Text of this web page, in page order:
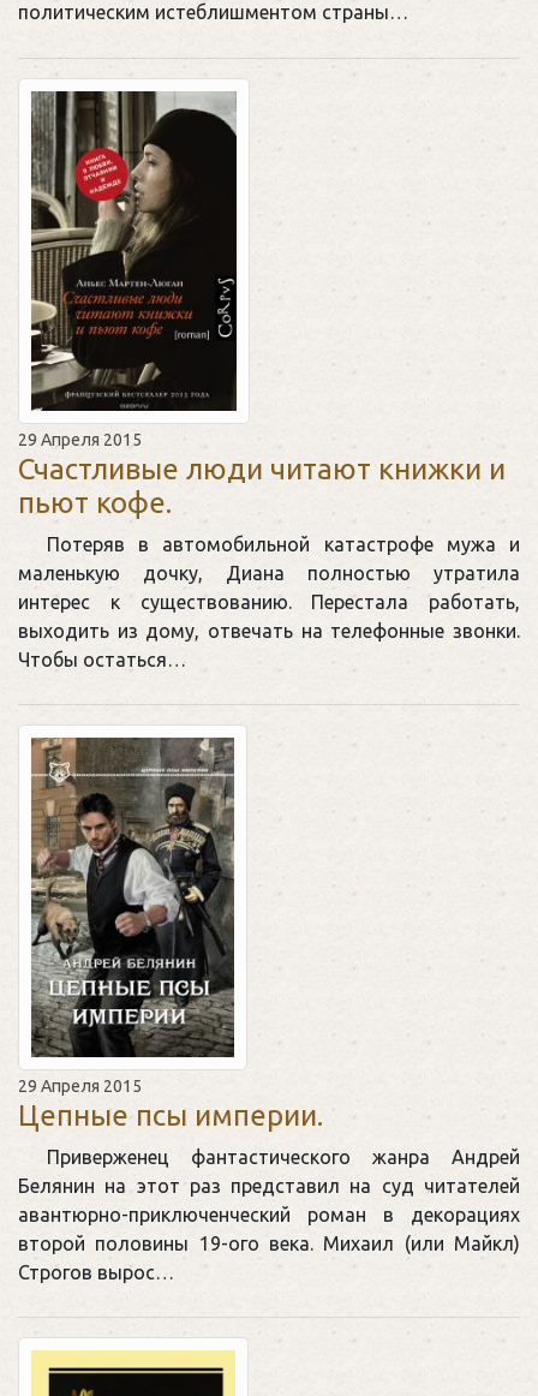
политическим истеблишментом страны…
29 Апреля 2015
Счастливые люди читают книжки и
пьют кофе.
Потеряв в автомобильной катастрофе мужа и
маленькую дочку, Диана полностью утратила
интерес к существованию. Перестала работать,
выходить из дому, отвечать на телефонные звонки.
Чтобы остаться…
29 Апреля 2015
Цепные псы империи.
Приверженец фантастического жанра Андрей
Белянин на этот раз представил на суд читателей
авантюрно-приключенческий роман в декорациях
второй половины 19-ого века. Михаил (или Майкл)
Строгов вырос…